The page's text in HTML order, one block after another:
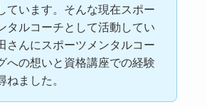
ています。そんな現在スポー
タルコーチとして活動してい
さんにスポーツメンタルコー
への想いと資格講座での経験
ねました。